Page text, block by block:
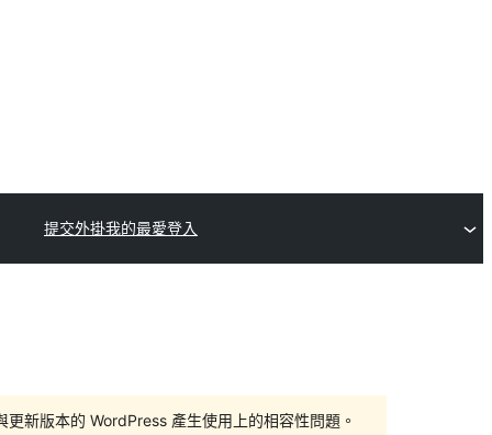
提交外掛我的最愛登入
新版本的 WordPress 產生使用上的相容性問題。